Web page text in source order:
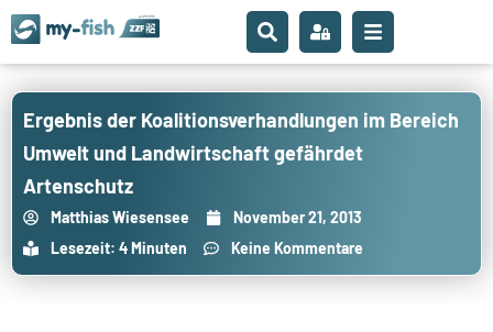
Ergebnis der Koalitionsverhandlungen im Bereich
Umwelt und Landwirtschaft gefährdet
Artenschutz
Matthias Wiesensee
November 21, 2013
Lesezeit: 4 Minuten
Keine Kommentare